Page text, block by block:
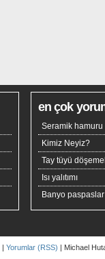
en çok
Seramik hamuru
Kimiz Neyiz?
Tay tüyü
Isı yalıtımı
Banyo
| Yorumlar (RSS) | Michael